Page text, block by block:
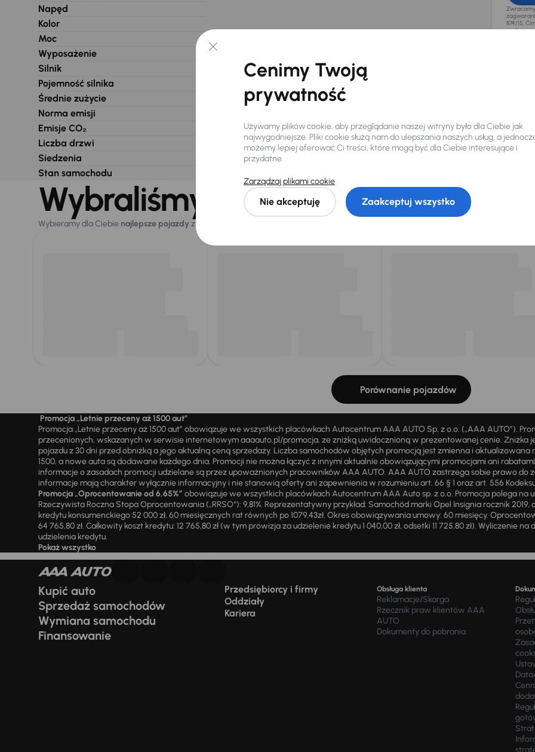
Napęd
Kolor
Moc
Wyposażenie
Silnik
Pojemność silnika
Średnie zużycie
Norma emisji
Emisje CO₂
Liczba drzwi
Siedzenia
Stan samochodu
874/15,
osobowe
Wybraliśmy dla Ciebie
Wybieramy dla Ciebie najlepsze pojazdy z naszej oferty. Kupimy dla Ciebie
Porównanie pojazdów
Promocja „Letnie przeceny aż 1500 aut”
Promocja „Letnie przeceny aż 1500 aut” obowiązuje we wszystkich placówkach Autocentrum AAA AUTO Sp. z o.o. („AAA AUTO”).
przecenionych, wskazanych w serwisie internetowym aaaauto.pl/promocja, ze zniżką uwidocznioną w prezentowanej cenie. Zniżka
pojazdu z 30 dni przed obniżką a jego aktualną ceną sprzedaży. Liczba samochodów objętych promocją jest zmienna i
1500, a nowe auta są dodawane każdego dnia. Promocji nie można łączyć z innymi aktualnie obowiązującymi promocjami ani
informacje o zasadach promocji udzielane są przez upoważnionych pracowników AAA AUTO. AAA AUTO zastrzega sobie prawo
informacje mają charakter wyłącznie informacyjny i nie stanowią oferty ani zapewnienia w rozumieniu art. 66 § 1 oraz art. 556
Promocja „Oprocentowanie od 6,65%” obowiązuje we wszystkich placówkach Autocentrum AAA Auto sp. z o.o. Promocja polega na
Rzeczywista Roczna Stopa Oprocentowania („RRSO“): 9,81%. Reprezentatywny przykład: Samochód marki Opel Insignia rocznik 2019,
kredytu konsumenckiego 52 000 zł, 60 miesięcznych rat równych po 1079,43zł. Okres obowiązywania umowy: 60 miesięcy.
64 765,80 zł. Całkowity koszt kredytu: 12 765,80 zł (w tym prowizja za udzielenie kredytu 1 040,00 zł, odsetki 11 725,80 zł). Wyliczenie
udzielenia kredytu.
Pokaż wszystko
Kupić auto
Sprzedaż samochodów
Wymiana samochodu
Finansowanie
Przedsiębiorcy i firmy
Oddziały
Kariera
Obsługa klienta
Reklamacje/Skarga
Rzecznik praw klientów AAA
AUTO
Dokumenty do pobrania
Cenimy Twoją
prywatność
Używamy plików cookie, aby przeglądanie naszej witryny było dla Ciebie jak
najwygodniejsze. Pliki cookie służą nam do ulepszania naszych usług, a
możemy lepiej oferować Ci treści, które mogą być dla Ciebie interesujące i
przydatne.
Zarządzaj plikami cookie
Nie akceptuję Zaakceptuj wszystko